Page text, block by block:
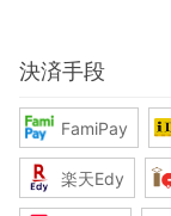
決済手段
FamiPay
楽天Edy